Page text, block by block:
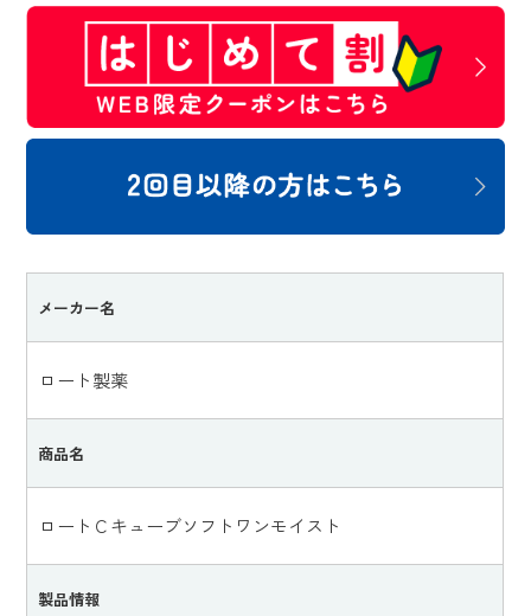
メーカー名
ロート製薬
商品名
ロートＣキューブソフトワンモイスト
製品情報